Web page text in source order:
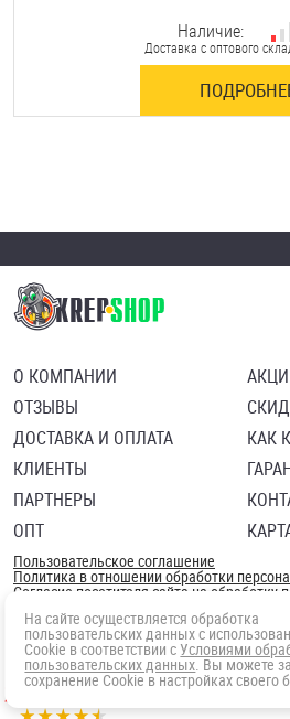
Наличие:
Доставка с оптового
О КОМПАНИИ
ОТЗЫВЫ
ДОСТАВКА И ОПЛАТА
КЛИЕНТЫ
ПАРТНЕРЫ
ОПТ
КАК
Пользовательское соглашение
Политика в отношении обработки
Согласие посетителя сайта на
На сайте осуществляется обработка
пользовательских данных с
Cookie в соответствии с Условиями
пользовательских данных. Вы можете
сохранение Cookie в настройках своего